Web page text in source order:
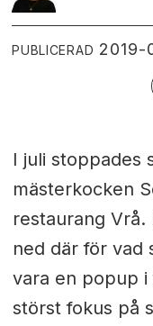
PUBLICERAD
I juli stoppades
mästerkocken
restaurang Vrå.
ned där för vad
vara en popup
störst fokus på